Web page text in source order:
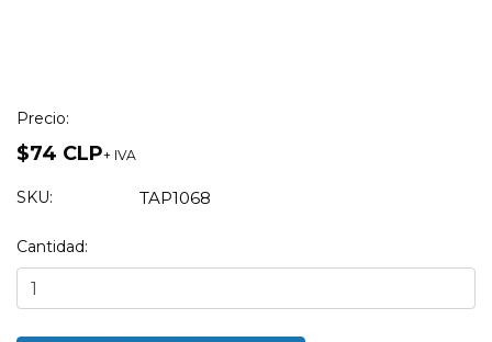
Precio:
$74 CLP+ IVA
SKU: TAP1068
Cantidad: